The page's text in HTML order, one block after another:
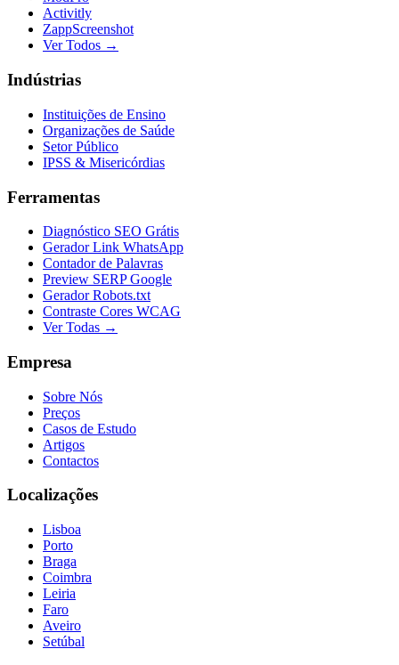
Activitly
ZappScreenshot
Ver Todos →
Indústrias
Instituições de Ensino
Organizações de Saúde
Setor Público
IPSS & Misericórdias
Ferramentas
Diagnóstico SEO Grátis
Gerador Link WhatsApp
Contador de Palavras
Preview SERP Google
Gerador Robots.txt
Contraste Cores WCAG
Ver Todas →
Empresa
Sobre Nós
Preços
Casos de Estudo
Artigos
Contactos
Localizações
Lisboa
Porto
Braga
Coimbra
Leiria
Faro
Aveiro
Setúbal